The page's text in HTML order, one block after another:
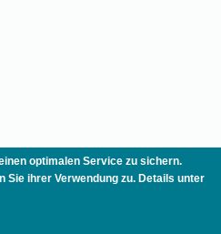
optimalen Service zu sichern.
Sie ihrer Verwendung zu. Details unter